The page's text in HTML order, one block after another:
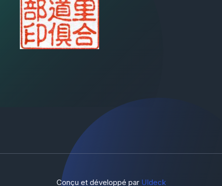
Conçu et développé par UIdeck